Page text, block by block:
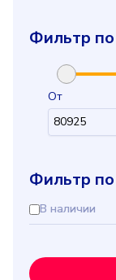
Фильтр
От
Фильтр по
В наличии